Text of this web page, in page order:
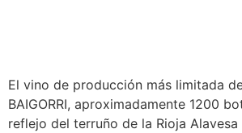
El vino de producción más limitada
BAIGORRI, aproximadamente 1200
reflejo del terruño de la Rioja